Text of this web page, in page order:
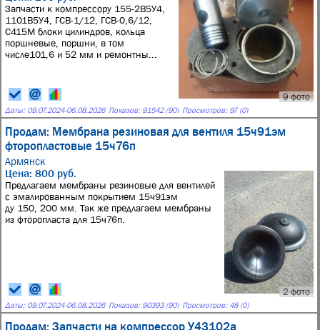
9 фото
Запчасти к компрессору 155-2В5У4,
1101В5У4, ГСВ-1/12, ГСВ-0,6/12,
С415М блоки цилиндров, кольца
поршневые, поршни, в том
числе101,6 и 52 мм и ремонтны...
Даты: 09.07.2024-06.08.2026 Показов: 91542 (90) Просмотров: 97 (0)
Продам: Мембрана резиновая для вентиля 15ч91эм
фторопластовые 15ч76п
Армянск
2 фото
Цена: 800 руб.
Предлагаем мембраны резиновые для вентилей
с эмалированным покрытием 15ч91эм
ду 150, 200 мм. Так же предлагаем мембраны
из фторопласта для 15ч76п.
Даты: 09.07.2024-06.08.2026 Показов: 90393 (90) Просмотров: 48 (0)
Продам: Запчасти на компрессор У43102а